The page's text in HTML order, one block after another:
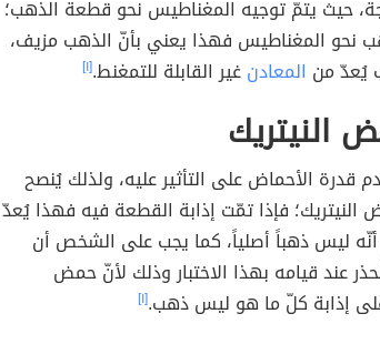
حيث يتمّ توجيه المغناطيس نحو قطعة الذهب؛
نحو المغناطيس فهذا يعني بأنّ الذهب مزيف،
يُعدّ من المعادنغير القابلة للتمغنط.[١]
النيتريك
قدرة الأحماض على التأثير عليه، ولذلك يُنصح
فإذا تمّت إذابة القطعة فيه فهذا يُعدّ
أنّه ليس ذهباً أصلياً، كما يجب على الشخص أن
عند قيامه بهذا الاختبار وذلك لأنّ حمض
على إذابة كلّ ما هو ليس ذهب.[١]